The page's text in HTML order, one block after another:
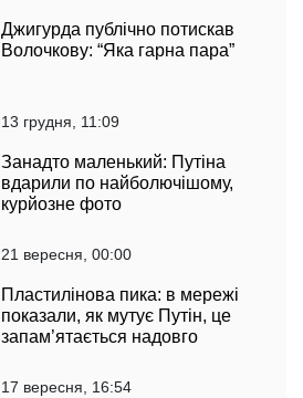
Джигурда публічно потискав
Волочкову: “Яка гарна пара”
13 грудня, 11:09
Занадто маленький: Путіна
вдарили по найболючішому,
курйозне фото
21 вересня, 00:00
Пластилінова пика: в мережі
показали, як мутує Путін, це
запам’ятається надовго
17 вересня, 16:54